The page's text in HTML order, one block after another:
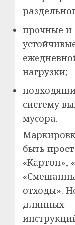
прочные и
нагрузки;
систему
мусора.
быть
«Картон»,
отходы».
длинных